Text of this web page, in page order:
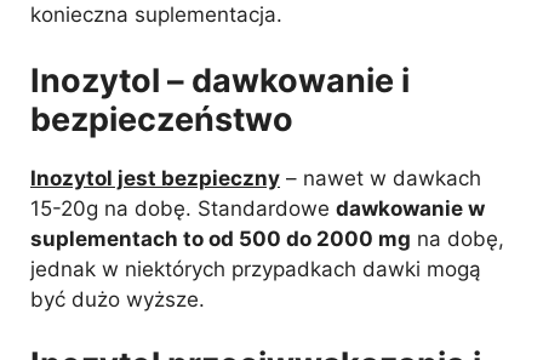
konieczna suplementacja.
Inozytol – dawkowanie i
bezpieczeństwo
Inozytol jest bezpieczny – nawet w dawkach
15-20g na dobę. Standardowe dawkowanie w
suplementach to od 500 do 2000 mg na dobę,
jednak w niektórych przypadkach dawki mogą
być dużo wyższe.